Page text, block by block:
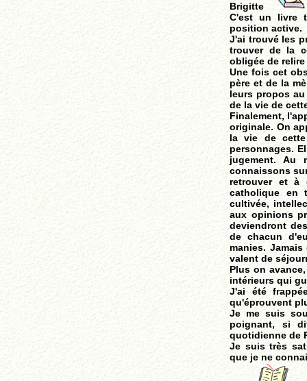
Brigitte
C'est un livre
position active.
J'ai trouvé les
trouver de la
obligée de
Une fois cet
père et de la
leurs propos
de la vie de
Finalement,
originale. On
la vie de
personnages.
jugement. Au
connaissons
retrouver et à
catholique en
cultivée,
aux opinions
deviendront
de chacun
manies.
valent de
Plus on
intérieurs qui
J'ai été
qu'éprouvent
Je me suis
poignant, si
quotidienne de
Je suis très
que je ne